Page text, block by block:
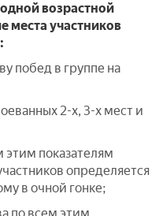
возрастной
места участников
побед в группе на
2-х, 3-х мест и
этим показателям
определяется
в очной гонке;